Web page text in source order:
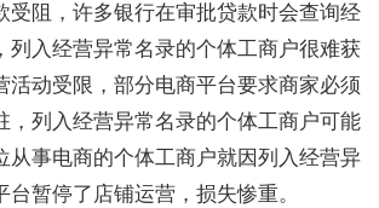
受阻，许多银行在审批贷款时会查询经
列入经营异常名录的个体工商户很难获
活动受限，部分电商平台要求商家必须
，列入经营异常名录的个体工商户可能
从事电商的个体工商户就因列入经营异
暂停了店铺运营，损失惨重。